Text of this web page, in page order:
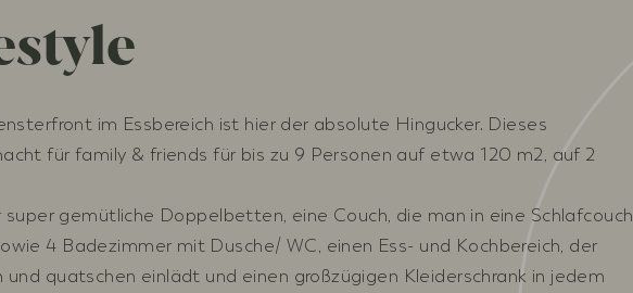
im Essbereich ist hier der absolute Hingucker. Dieses
für family & friends für bis zu 9 Personen auf etwa 120 m2, auf 2
gemütliche Doppelbetten, eine Couch, die man in eine Schlafcouch
4 Badezimmer mit Dusche/ WC, einen Ess- und Kochbereich, der
und quatschen einlädt und einen großzügigen Kleiderschrank in jedem